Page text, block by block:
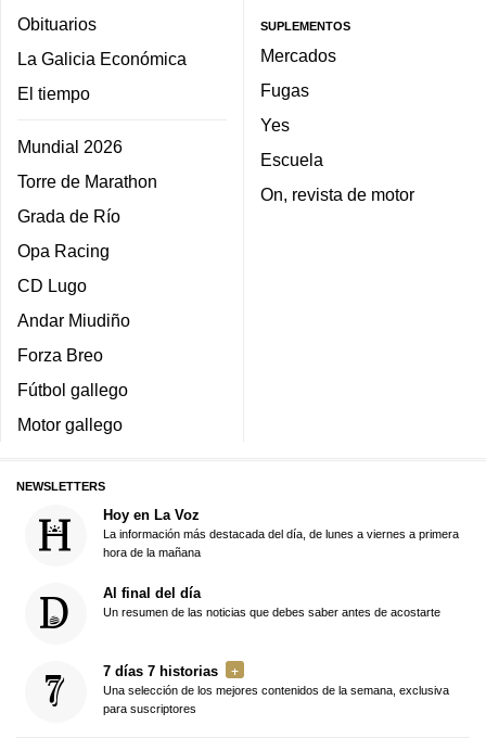
Obituarios
La Galicia Económica
El tiempo
Mundial 2026
Torre de Marathon
Grada de Río
Opa Racing
CD Lugo
Andar Miudiño
Forza Breo
Fútbol gallego
Motor gallego
SUPLEMENTOS
Mercados
Fugas
Yes
Escuela
On, revista de motor
NEWSLETTERS
Hoy en La Voz
La información más destacada del día, de lunes a viernes a primera
hora de la mañana
Al final del día
Un resumen de las noticias que debes saber antes de acostarte
7 días 7 historias
Una selección de los mejores contenidos de la semana, exclusiva
para suscriptores